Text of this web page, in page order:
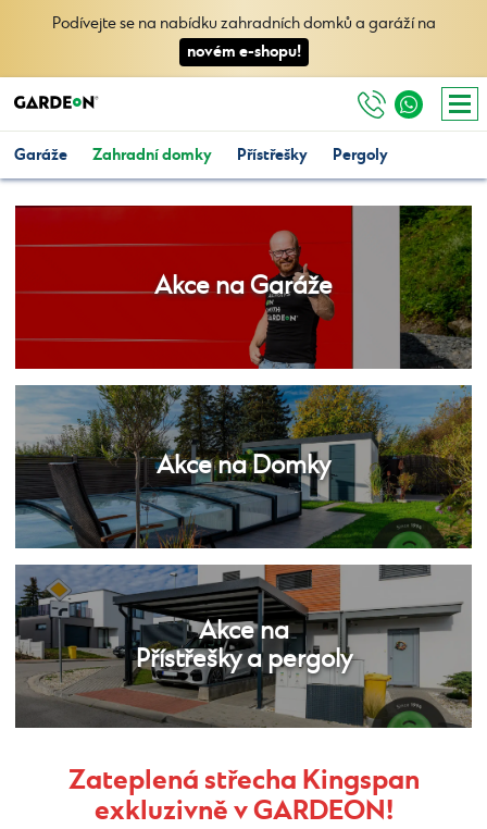
Podívejte se na nabídku zahradních domků a garáží na
novém e-shopu!
Garáže Zahradní domky Přístřešky Pergoly
Akce na Garáže
Akce na Domky
Akce na
Přístřešky a pergoly
Zateplená střecha Kingspan
exkluzivně v GARDEON!